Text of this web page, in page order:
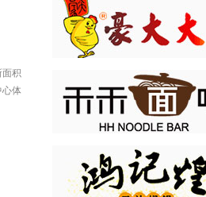
积
体
我想加盟贵品牌，请电话...
刘女士
我想加盟贵品牌，请电话...
我想加盟贵品牌，请电话...
闫女士
我想加盟贵品牌，请电话...
李女士
我想加盟贵品牌，请电话...
唐先生